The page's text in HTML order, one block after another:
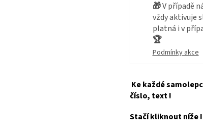
🎁V případě
vždy aktivuje
platná i v
🏆
Podmínky akce
Ke každé
číslo, text !
Stačí kliknout níže !